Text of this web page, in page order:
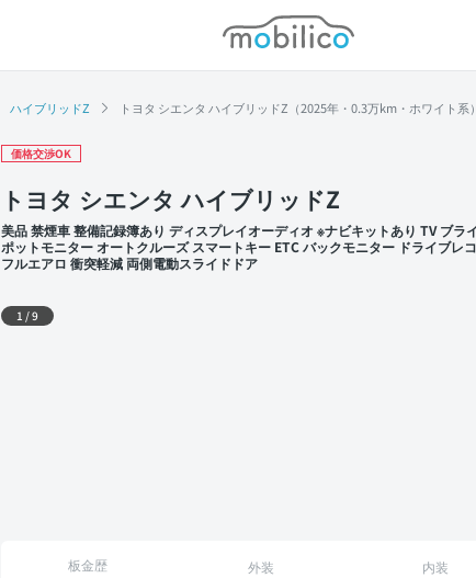
モビリコ
ハイブリッドZ トヨタ シエンタ ハイブリッドZ（2025年・0.3万km・ホワイト系）
価格交渉OK
トヨタ シエンタ ハイブリッドZ
美品 禁煙車 整備記録簿あり ディスプレイオーディオ ※ナビキットあり TV ブラ
ポットモニター オートクルーズ スマートキー ETC バックモニター ドライブレ
フルエアロ 衝突軽減 両側電動スライドドア
外装 左前
1 /9
板金歴 外装 内装